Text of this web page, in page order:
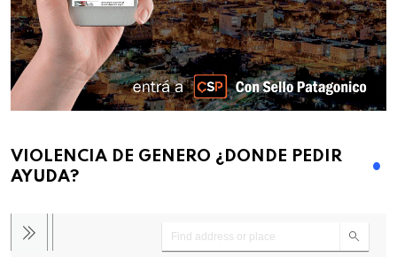
VIOLENCIA DE GENERO ¿DONDE PEDIR
AYUDA?